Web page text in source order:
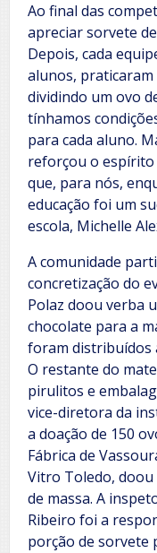
Ao final das
apreciar sorvete
Depois, cada
alunos, praticaram
dividindo um ovo
tínhamos
para cada aluno.
reforçou o espírito
que, para nós,
educação foi um
escola, Michelle
A comunidade
concretização do
Polaz doou verba
chocolate para a
foram distribuídos
O restante do
pirulitos e
vice-diretora da
a doação de 150
Fábrica de
Vitro Toledo,
de massa. A
Ribeiro foi a
porção de sorvete